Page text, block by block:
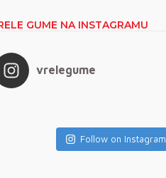
GUME NA INSTAGRAMU
vrelegume
Follow on Instagram